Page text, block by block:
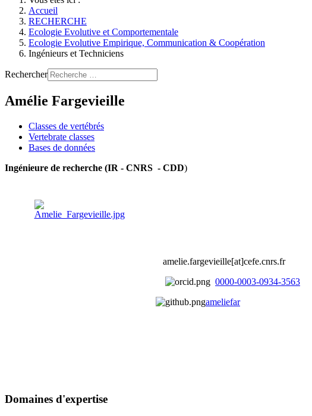
Accueil
RECHERCHE
Ecologie Evolutive et Comportementale
Ecologie Evolutive Empirique, Communication & Coopération
Ingénieurs et Techniciens
Rechercher
Amélie Fargevieille
Classes de vertébrés
Vertebrate classes
Bases de données
Ingénieure de recherche (IR - CNRS - CDD)
amelie.fargevieille[at]cefe.cnrs.fr
0000-0003-0934-3563
ameliefar
Domaines d'expertise